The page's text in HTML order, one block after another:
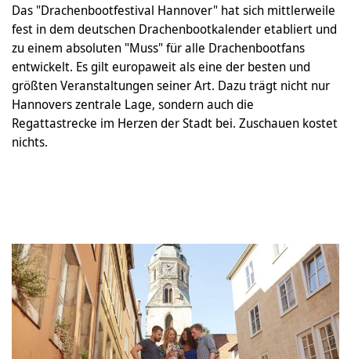
Das "Drachenbootfestival Hannover" hat sich mittlerweile
fest in dem deutschen Drachenbootkalender etabliert und
zu einem absoluten "Muss" für alle Drachenbootfans
entwickelt. Es gilt europaweit als eine der besten und
größten Veranstaltungen seiner Art. Dazu trägt nicht nur
Hannovers zentrale Lage, sondern auch die
Regattastrecke im Herzen der Stadt bei. Zuschauen kostet
nichts.